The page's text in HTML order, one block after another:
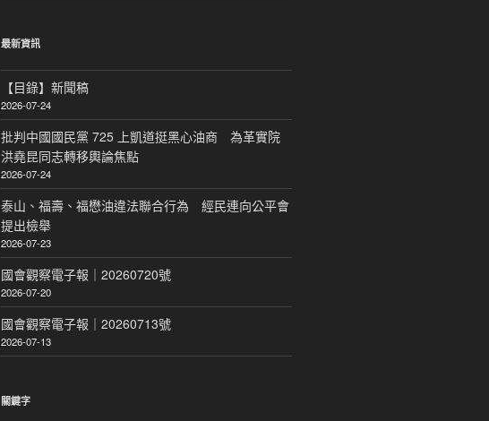
關
字:
最新資訊
【目錄】新聞稿
2026-07-24
批判中國國民黨 725 上凱道挺黑心油商 為革實院
洪堯昆同志轉移輿論焦點
2026-07-24
泰山、福壽、福懋油違法聯合行為 經民連向公平會
提出檢舉
2026-07-23
國會觀察電子報｜20260720號
2026-07-20
國會觀察電子報｜20260713號
2026-07-13
關鍵字